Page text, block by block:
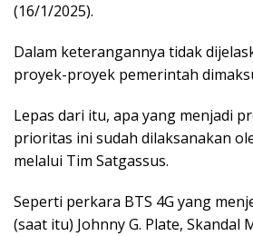
(16/1/2025).
Dalam keterangannya tidak
proyek-proyek pemerintah
Lepas dari itu, apa yang menjadi
prioritas ini sudah dilaksanakan
melalui Tim Satgassus.
Seperti perkara BTS 4G yang
(saat itu) Johnny G. Plate, Skandal